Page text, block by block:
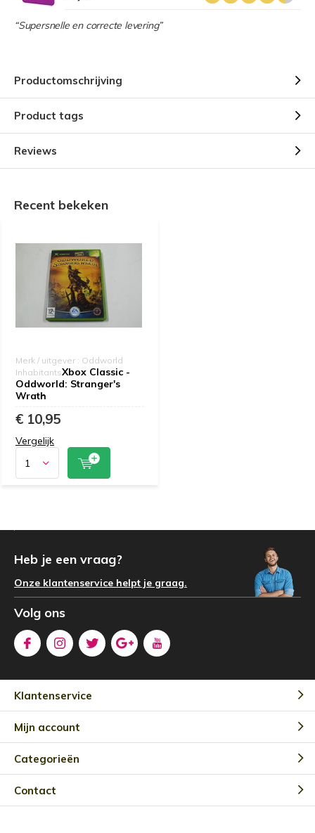
“Supersnelle en correcte levering”
Productomschrijving
Product tags
Reviews
Recent bekeken
Merk / uitgever : Oddworld
InhabitantsXbox Classic -
Oddworld: Stranger's
Wrath
€ 10,95
Vergelijk
Heb je een vraag?
Onze klantenservice helpt je graag.
Volg ons
Klantenservice
Mijn account
Categorieën
Contact